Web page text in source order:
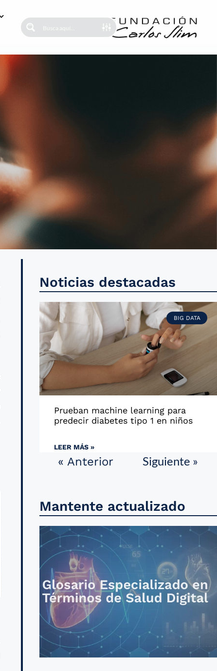
Noticias destacadas
BIG DATA
Prueban machine learning para
predecir diabetes tipo 1 en niños
LEER MÁS »
« Anterior Siguiente »
Mantente actualizado